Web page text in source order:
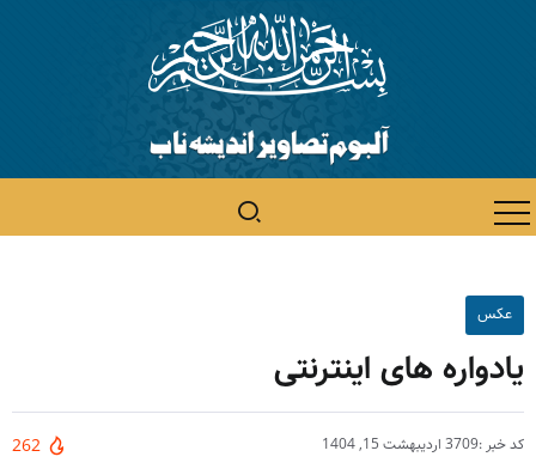
عکس
یادواره های اینترنتی
کد خبر :3709 اردیبهشت 15, 1404 262